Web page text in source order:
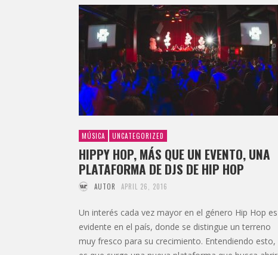
MÚSICA UNCATEGORIZED
HIPPY HOP, MÁS QUE UN EVENTO, UNA
PLATAFORMA DE DJS DE HIP HOP
AUTOR APRIL 26, 2016
Un interés cada vez mayor en el género Hip Hop es
evidente en el país, donde se distingue un terreno
muy fresco para su crecimiento. Entendiendo esto,